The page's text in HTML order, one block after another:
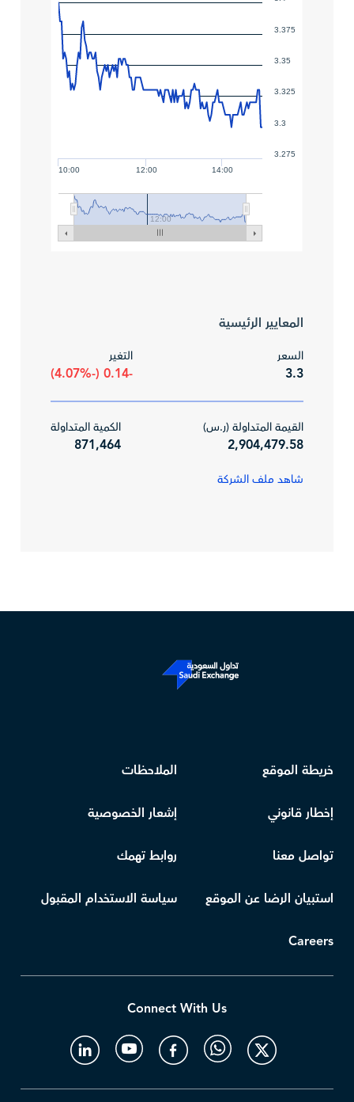
10:00 12:00 14:00
12:00
3.3
3.275
3.325
3.35
3.375
المعايير الرئيسية
السعر
3.3
التغير
-0.14 (-4.07%)
القيمة المتداولة (ر.س)
2,904,479.58
الكمية المتداولة
871,464
شاهد ملف الشركة
خريطة الموقع الملاحظات
إخطار قانوني إشعار الخصوصية
تواصل معنا روابط تهمك
استبيان الرضا عن الموقع سياسة الاستخدام المقبول
Careers
Connect With Us